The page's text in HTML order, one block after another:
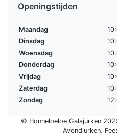
Openingstijden
Maandag
Dinsdag
Woensdag
Donderdag
Vrijdag
Zaterdag
Zondag
© Honneloeloe Galajurken
Avondjurken,